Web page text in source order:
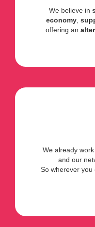
We believe in
economy,
offering an
We already work
and our
So wherever you